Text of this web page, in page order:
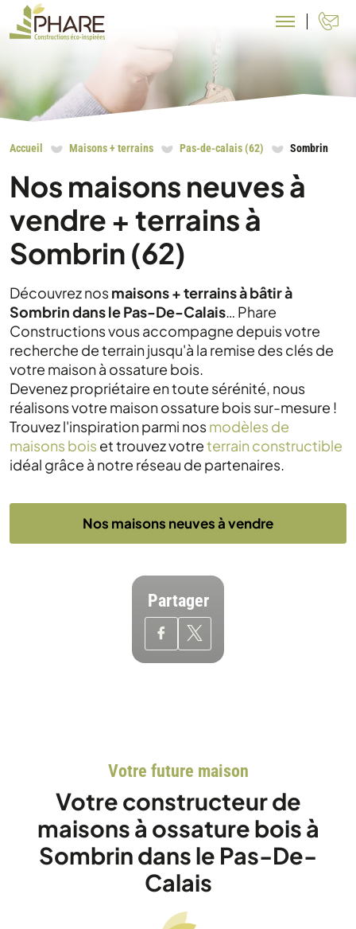
Accueil Maisons + terrains Pas-de-calais (62) Sombrin
Nos maisons neuves à
vendre + terrains à
Sombrin (62)
Découvrez nosmaisons + terrains à bâtir à
Sombrin dans le Pas-De-Calais… Phare
Constructions vous accompagne depuis votre
recherche de terrain jusqu'à la remise des clés de
votre maison à ossature bois.
Devenez propriétaire en toute sérénité, nous
réalisons votre maison ossature bois sur-mesure !
Trouvez l'inspiration parmi nosmodèles de
maisons bois et trouvez votreterrain constructible
idéal grâce à notre réseau de partenaires.
Nos maisons neuves à vendre
Partager
Votre future maison
Votre constructeur de
maisons à ossature bois à
Sombrin dans le Pas-De-
Calais